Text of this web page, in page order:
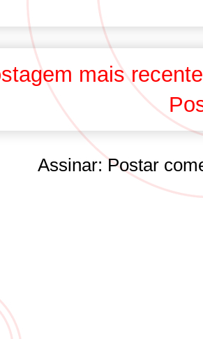
mais recente
Assinar:Postar